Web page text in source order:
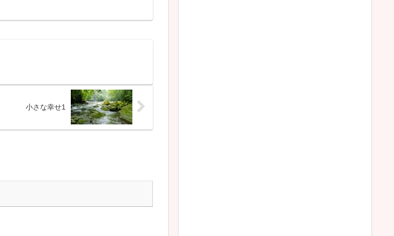
小さな幸せ1